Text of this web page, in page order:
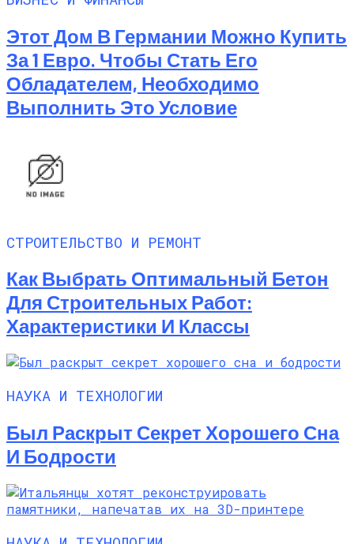
Этот Дом В Германии Можно Купить
За 1 Евро. Чтобы Стать Его
Обладателем, Необходимо
Выполнить Это Условие
СТРОИТЕЛЬСТВО И РЕМОНТ
Как Выбрать Оптимальный Бетон
Для Строительных Работ:
Характеристики И Классы
НАУКА И ТЕХНОЛОГИИ
Был Раскрыт Секрет Хорошего Сна
И Бодрости